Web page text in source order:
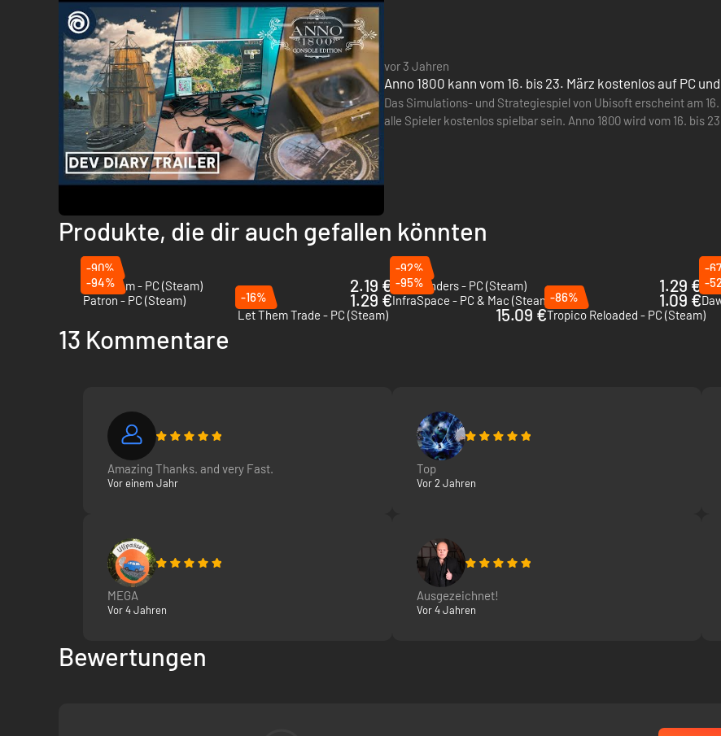
vor 3 Jahren
Anno 1800 kann vom 16. bis 23. März kostenlos auf PC
Das Simulations- und Strategiespiel von Ubisoft erscheint am
alle Spieler kostenlos spielbar sein. Anno 1800 wird vom 16. bis
Produkte, die dir auch gefallen könnten
-90%
Fabledom - PC (Steam)
2.19 €
-92%
Barn Finders - PC (Steam)
1.29 €
-
-94%
Patron - PC (Steam)
1.29 €
-95%
InfraSpace - PC & Mac (Steam)
1.09 €
-
-16%
Let Them Trade - PC (Steam)
15.09 €
-86%
Tropico Reloaded - PC (Steam)
13 Kommentare
Amazing Thanks. and very Fast.
Vor einem Jahr
Top
Vor 2 Jahren
MEGA
Vor 4 Jahren
Ausgezeichnet!
Vor 4 Jahren
Bewertungen